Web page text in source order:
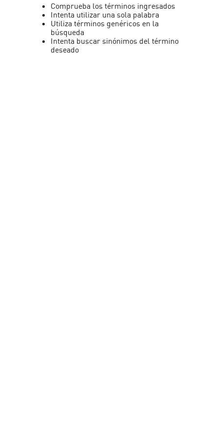
Comprueba los términos ingresados
Intenta utilizar una sola palabra
Utiliza términos genéricos en la
búsqueda
Intenta buscar sinónimos del término
deseado